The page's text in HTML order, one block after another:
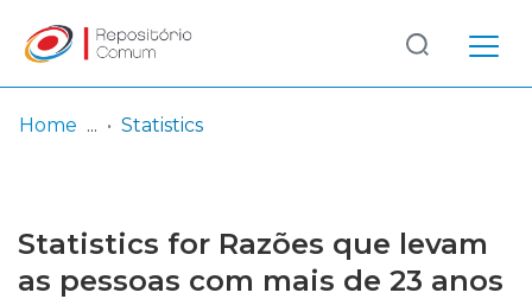
Browse repository
Log
In
(current)
Home Statistics
Statistics for Razões que levam
as pessoas com mais de 23 anos